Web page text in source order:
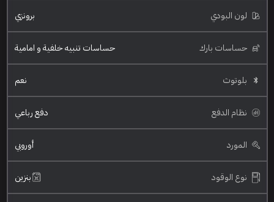
لون البودي برونزي
حساسات بارك حساسات تنبيه خلفية و امامية
بلوتوث نعم
نظام الدفع دفع رباعي
المورد أوروبي
نوع الوقود بنزين